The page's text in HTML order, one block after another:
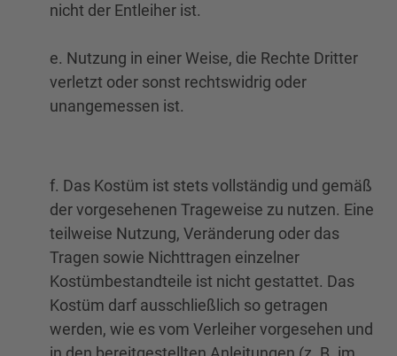
nicht der Entleiher ist.
e. Nutzung in einer Weise, die Rechte Dritter
verletzt oder sonst rechtswidrig oder
unangemessen ist.
f. Das Kostüm ist stets vollständig und gemäß
der vorgesehenen Trageweise zu nutzen. Eine
teilweise Nutzung, Veränderung oder das
Tragen sowie Nichttragen einzelner
Kostümbestandteile ist nicht gestattet. Das
Kostüm darf ausschließlich so getragen
werden, wie es vom Verleiher vorgesehen und